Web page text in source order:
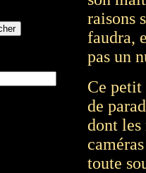
raisons
faudra,
pas un
Ce
de
dont les
toute